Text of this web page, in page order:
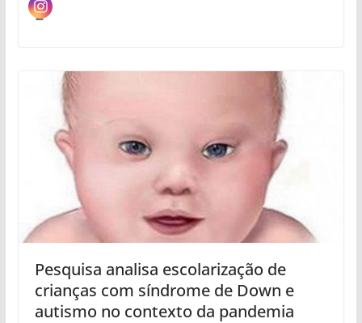
Pesquisa analisa escolarização de
crianças com síndrome de Down e
autismo no contexto da pandemia